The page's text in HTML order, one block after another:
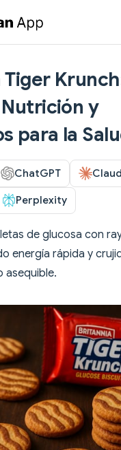
y
para la
ChatGPT
Perplexity
de glucosa con
energía rápida y
asequible.